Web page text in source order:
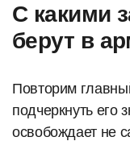
С какими
берут в
Повторим
подчеркнуть его
освобождает не